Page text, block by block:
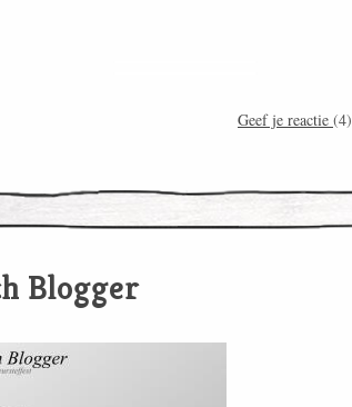
Geef je reactie (4)
Blogger